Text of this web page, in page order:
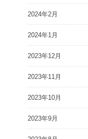
2024年2月
2024年1月
2023年12月
2023年11月
2023年10月
2023年9月